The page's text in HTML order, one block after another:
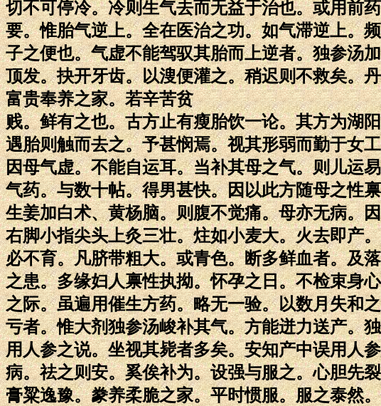
切不可停冷。冷则生气去而无益于治也。或用前
要。惟胎气逆上。全在医治之功。如气滞逆上。
子之便也。气虚不能驾驭其胎而上逆者。独参汤
顶发。抉开牙齿。以溲便灌之。稍迟则不救矣。
富贵奉养之家。若辛苦贫
贱。鲜有之也。古方止有瘦胎饮一论。其方为湖
遇胎则触而去之。予甚悯焉。视其形弱而勤于女
因母气虚。不能自运耳。当补其母之气。则儿运
气药。与数十帖。得男甚快。因以此方随母之性
生姜加白术、黄杨脑。则腹不觉痛。母亦无病。
右脚小指尖头上灸三壮。炷如小麦大。火去即产
必不育。凡脐带粗大。或青色。断多鲜血者。及
之患。多缘妇人禀性执拗。怀孕之日。不检束身
之际。虽遍用催生方药。略无一验。以数月失和
亏者。惟大剂独参汤峻补其气。方能迸力送产。
用人参之说。坐视其毙者多矣。安知产中误用人
病。祛之则安。奚俟补为。设强与服之。心胆先
膏粱逸豫。豢养柔脆之家。平时惯服。服之泰然